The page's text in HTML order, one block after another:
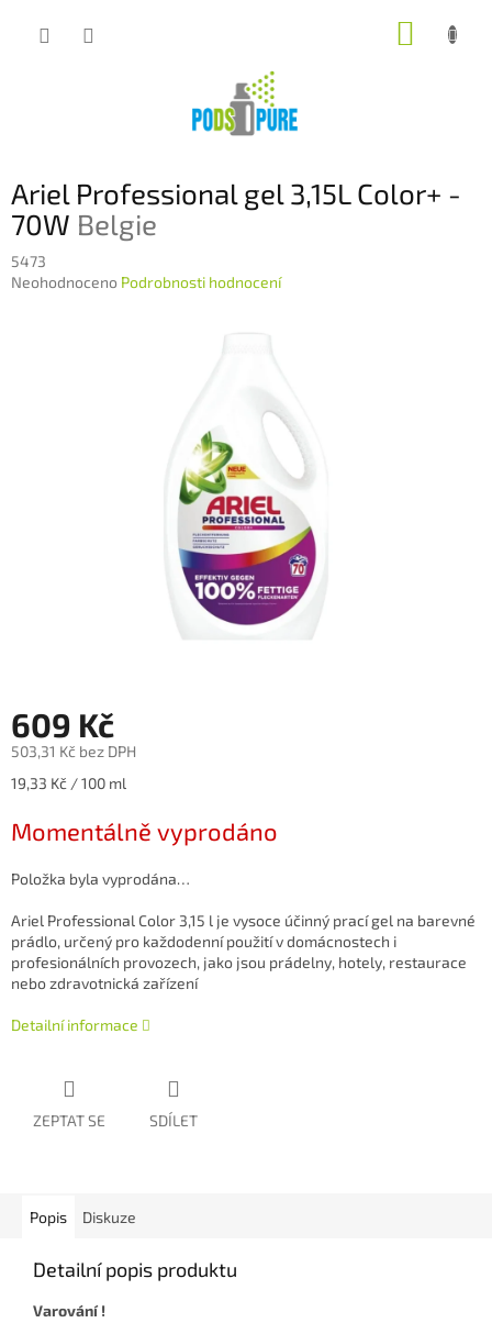
Ariel Professional gel 3,15L Color+ -
70W Belgie
5473
Průměrné
Neohodnoceno Podrobnosti hodnocení
609 Kč
503,31 Kč bez DPH
Měrná
19,33 Kč / 100 ml
Momentálně vyprodáno
Položka byla vyprodána…
Ariel Professional Color 3,15 l je vysoce účinný prací gel na barevné
prádlo, určený pro každodenní použití v domácnostech i
profesionálních provozech, jako jsou prádelny, hotely, restaurace
nebo zdravotnická zařízení
Detailní informace
ZEPTAT SE SDÍLET
Popis Diskuze
Detailní popis produktu
Varování !